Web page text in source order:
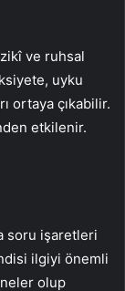
ve ruhsal
uyku
ortaya çıkabilir.
etkilenir.
soru işaretleri
ilgiyi önemli
olup